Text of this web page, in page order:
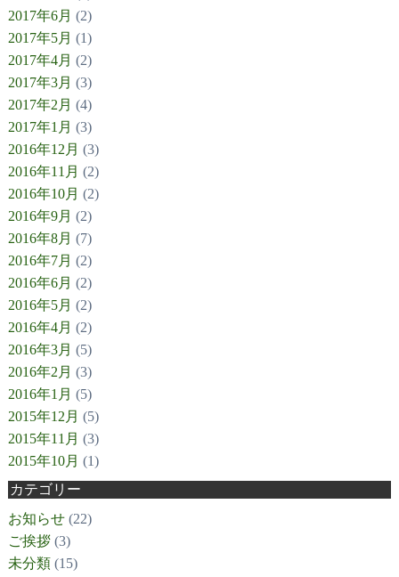
2017年6月 (2)
2017年5月 (1)
2017年4月 (2)
2017年3月 (3)
2017年2月 (4)
2017年1月 (3)
2016年12月 (3)
2016年11月 (2)
2016年10月 (2)
2016年9月 (2)
2016年8月 (7)
2016年7月 (2)
2016年6月 (2)
2016年5月 (2)
2016年4月 (2)
2016年3月 (5)
2016年2月 (3)
2016年1月 (5)
2015年12月 (5)
2015年11月 (3)
2015年10月 (1)
カテゴリー
お知らせ(22)
ご挨拶(3)
未分類(15)